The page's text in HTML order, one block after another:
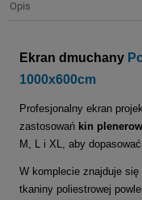
Opis
Ekran dmuchany
1000x600cm
Profesjonalny ekran
zastosowań kin
M, L i XL, aby
W komplecie znajduje się
tkaniny poliestrowej